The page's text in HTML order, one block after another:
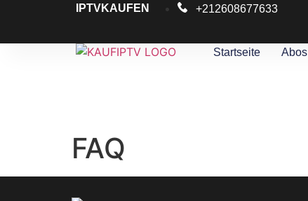
IPTVKAUFEN +212608677633
Startseite Abos
FAQ